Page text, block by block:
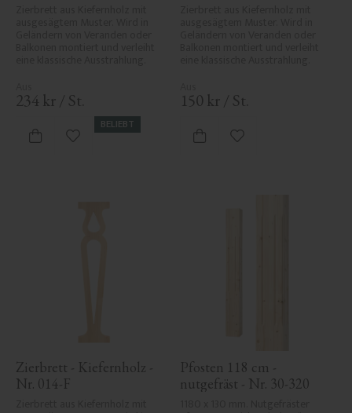
234 kr / St.
BELIEBT
Zu Favoriten hinzufügen
150 kr / St.
Zu Favoriten
Zierbrett - Kiefernholz -
Nr. 014-F
Pfosten 118 cm -
nutgefräst - Nr. 30-320